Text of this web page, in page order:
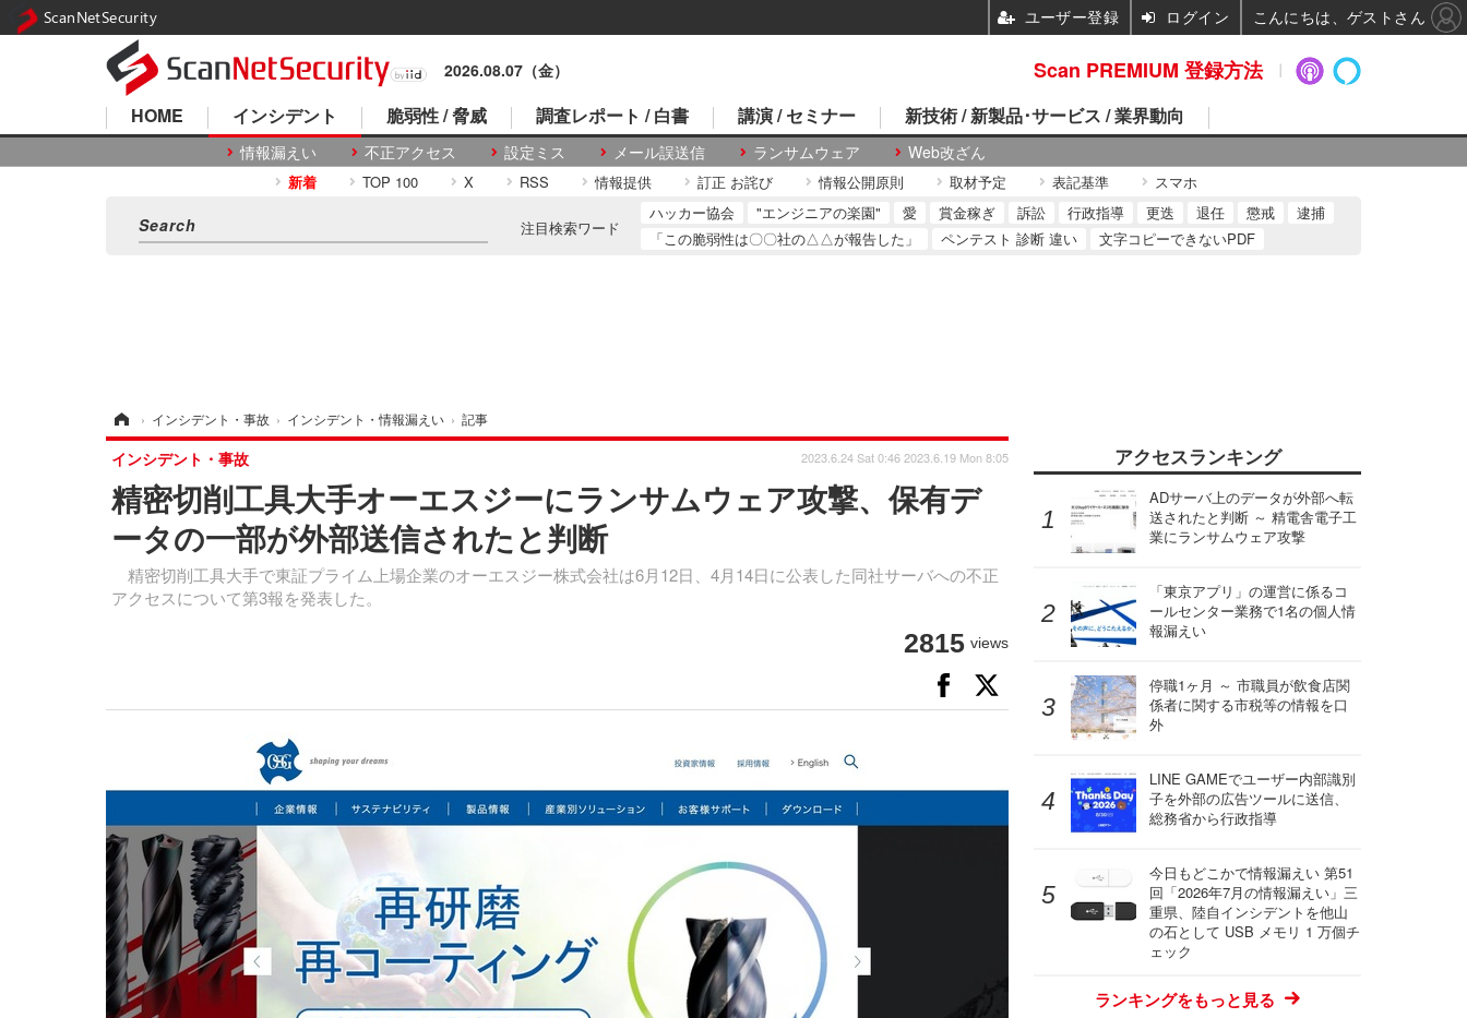
2026.08.07（金）
HOME インシデント
情報漏えい 不正アクセス 設定ミス メール誤送信 ランサムウェア Web改ざん
脆弱性 / 脅威 調査レポート / 白書 講演 / セミナー 新技術 / 新製品･サービス / 業界動向
新着 TOP 100 X RSS 情報提供 訂正 お詫び 情報公開原則 取材予定 表記基準 スマホ
注目検索ワード
ハッカー協会 "エンジニアの楽園" 愛 賞金稼ぎ 訴訟 行政指導 更迭 退任 懲戒
逮捕
「この脆弱性は〇〇社の△△が報告した」
ペンテスト 診断 違い 文字コピーできないPDF
› インシデント・事故 › インシデント・情報漏えい › 記事
精密切削工具大手オーエスジーにランサムウェア攻撃、保有デ
ータの一部が外部送信されたと判断
精密切削工具大手で東証プライム上場企業のオーエスジー株式会社は6月12日、4月14日に公表した同社サーバへの不正
アクセスについて第3報を発表した。
インシデント・事故 2023.6.24 Sat 0:46 2023.6.19 Mon 8:05
2815 views
アクセスランキング
ADサーバ上のデータが外部へ転
送されたと判断 ～ 精電舎電子工
業にランサムウェア攻撃
「東京アプリ」の運営に係るコ
ールセンター業務で1名の個人情
報漏えい
停職1ヶ月 ～ 市職員が飲食店関
係者に関する市税等の情報を口
外
LINE GAMEでユーザー内部識別
子を外部の広告ツールに送信、
総務省から行政指導
今日もどこかで情報漏えい 第51
回「2026年7月の情報漏えい」三
重県、陸自インシデントを他山
の石として USB メモリ 1 万個チ
ェック
ランキングをもっと見る
Scan PREMIUM 登録方法
ScanNetSecurity ユーザー登録 ログイン こんにちは、ゲストさん